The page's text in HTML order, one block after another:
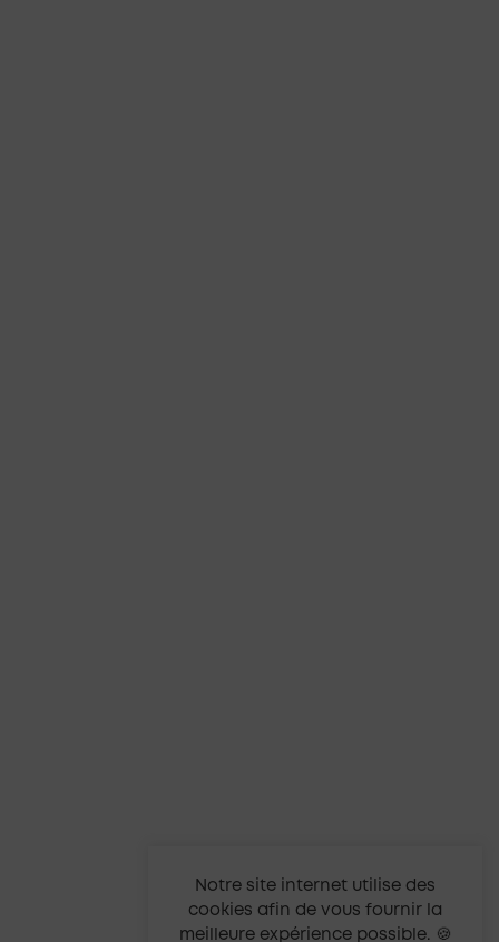
Notre site internet utilise des
cookies afin de vous fournir la
meilleure expérience possible. 🍪